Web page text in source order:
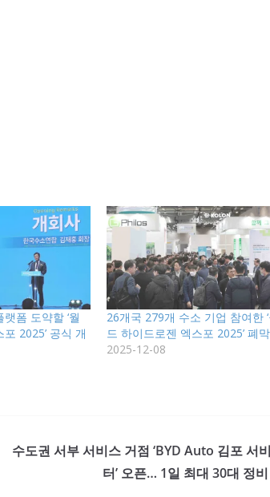
폼 도약할 ‘월
2025’ 공식 개
26개국 279개 수소 기업 참여한 ‘
드 하이드로젠 엑스포 2025’ 폐막
2025-12-08
수도권 서부 서비스 거점 ‘BYD Auto 김포 서
터’ 오픈… 1일 최대 30대 정